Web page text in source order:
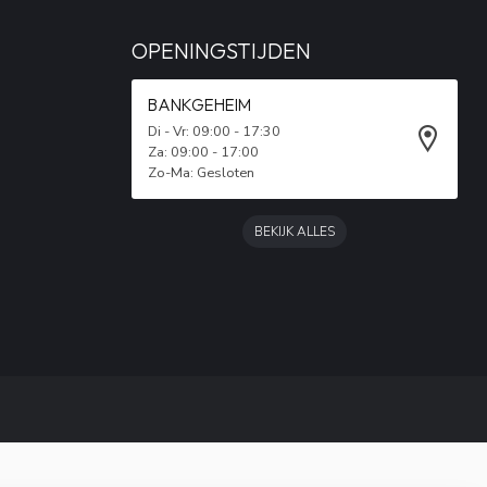
OPENINGSTIJDEN
BANKGEHEIM
Di - Vr: 09:00 - 17:30
Za: 09:00 - 17:00
Zo-Ma: Gesloten
BEKIJK ALLES